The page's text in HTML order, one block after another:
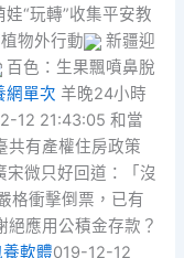
娃“玩轉”收集平安教
物外行動
新疆迎
百色：生果飄噴鼻脫
網單次 羊晚24小時
12 21:43:05 和當
共有產權住房政策
微只好回道：「沒
格衝擊倒票，已有
應用公積金存款？
養軟體019-12-12